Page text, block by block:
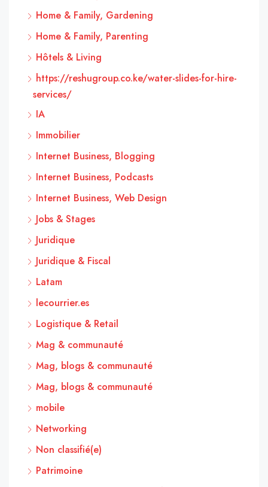
Home & Family, Gardening
Home & Family, Parenting
Hôtels & Living
https://reshugroup.co.ke/water-slides-for-hire-
services/
IA
Immobilier
Internet Business, Blogging
Internet Business, Podcasts
Internet Business, Web Design
Jobs & Stages
Juridique
Juridique & Fiscal
Latam
lecourrier.es
Logistique & Retail
Mag & communauté
Mag, blogs & communauté
Mag, blogs & communauté
mobile
Networking
Non classifié(e)
Patrimoine